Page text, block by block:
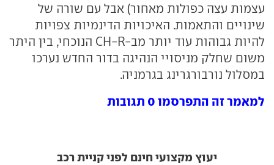
עצמות עצה כפולות מאחור) אבל עם שורה של
שינויים והתאמות. האיכויות הדינמיות צפויות
להיות גבוהות עוד יותר מב-CH-R הנוכחי, בין היתר
משום שחלק מניסויי הנהיגה בדור החדש נערכו
במסלול נורבורגרינג בגרמניה.
למאמר זה התפרסמו 0 תגובות
יעוץ מקצועי חינם לפני קניית רכב